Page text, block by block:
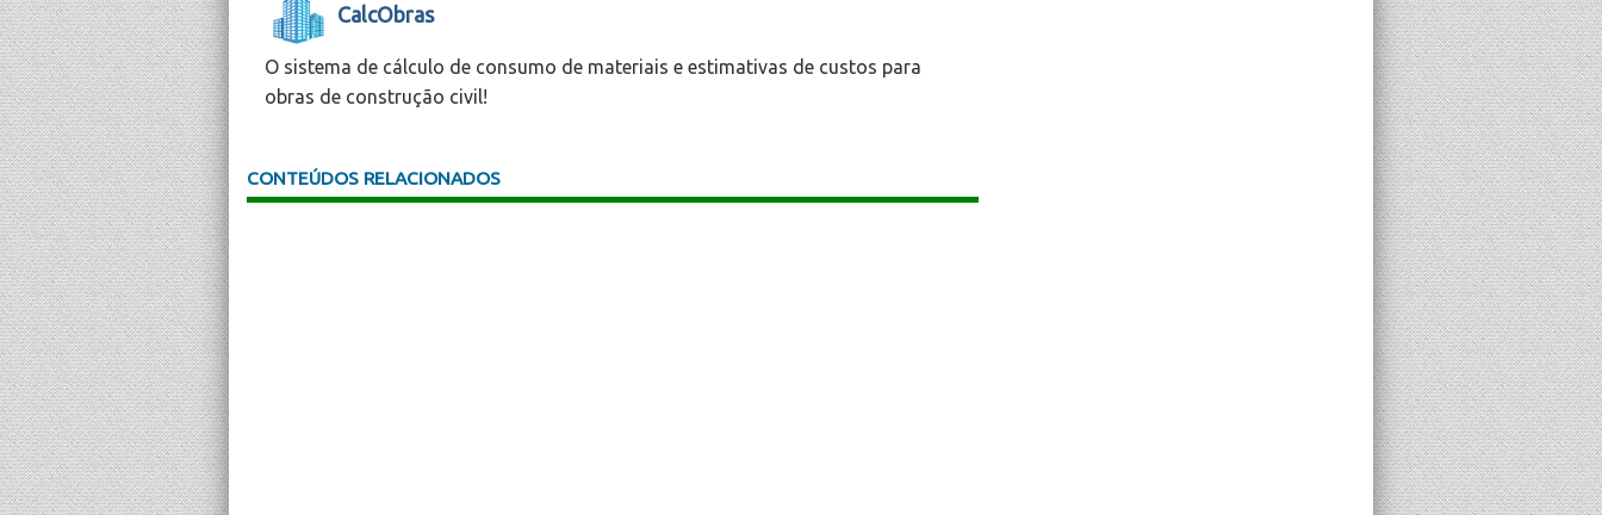
CalcObras
O sistema de cálculo de consumo de materiais e estimativas de custos para
obras de construção civil!
CONTEÚDOS RELACIONADOS